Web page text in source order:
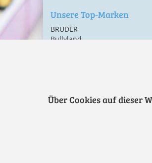
Unsere Top-Marken
BRUDER
Bullyland
Über Cookies auf dieser